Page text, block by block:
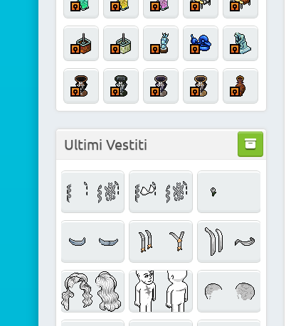
Ultimi Vestiti